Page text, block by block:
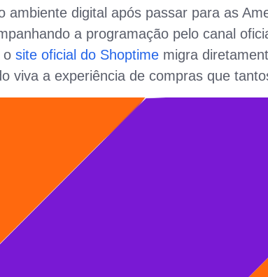
ambiente digital após passar para as
a programação pelo canal
o site oficial do Shoptime migra
viva a experiência de compras que